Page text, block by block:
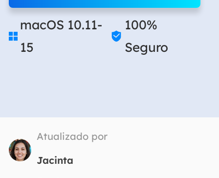

macOS 10.11-
15

100%
Seguro
Atualizado por
Jacinta